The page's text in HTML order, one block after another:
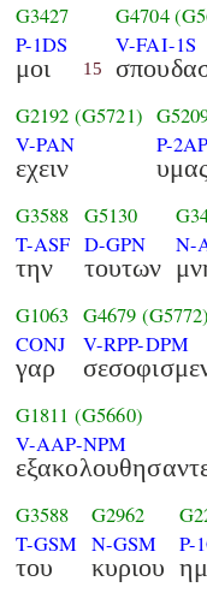
G3427
P-1DS
μοι 15
G4704
V-FAI-1S
G2192 (G5721)
V-PAN
εχειν
P-2AP
υμας
G3588
T-ASF
την
G5130
D-GPN
τουτων
N-
G1063
CONJ
γαρ
G4679 (G5772)
V-RPP-DPM
G1811 (G5660)
V-AAP-NPM
G3588
T-GSM
του
G2962
N-GSM
κυριου
P-